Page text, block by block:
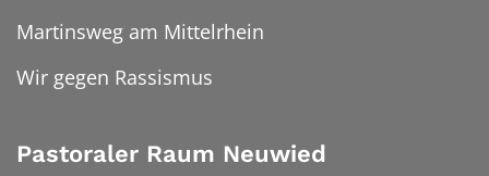
Martinsweg am Mittelrhein
Wir gegen Rassismus
Pastoraler Raum Neuwied